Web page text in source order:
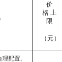
价
格 上
限
（元）
配置。